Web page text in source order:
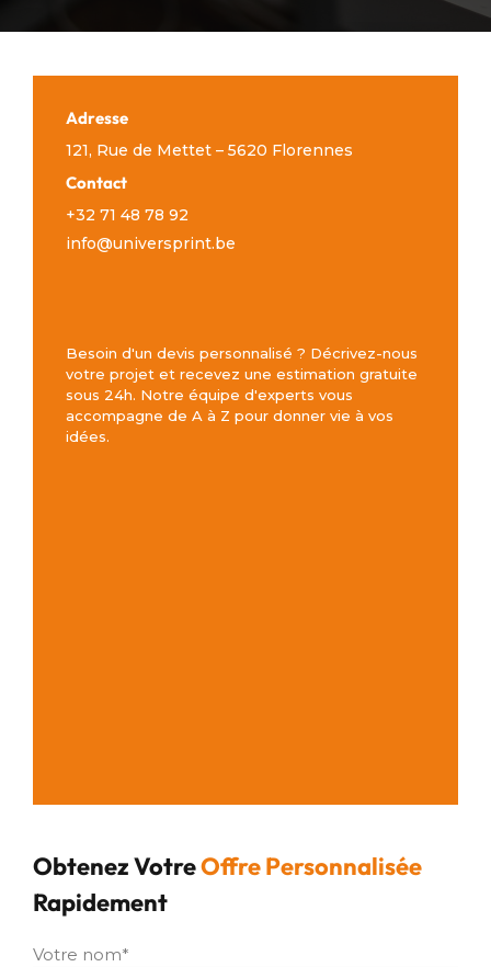
Adresse
121, Rue de Mettet – 5620 Florennes
Contact
+32 71 48 78 92
info@universprint.be
Besoin d'un devis personnalisé ? Décrivez-nous
votre projet et recevez une estimation gratuite
sous 24h. Notre équipe d'experts vous
accompagne de A à Z pour donner vie à vos
idées.
Obtenez VotreOffre Personnalisée
Rapidement
Votre nom*